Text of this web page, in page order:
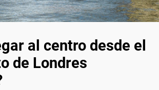
al centro desde el
de Londres